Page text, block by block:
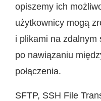
opiszemy ich
użytkownicy mogą
i plikami na zdalnym
po nawiązaniu
połączenia.
SFTP, SSH File